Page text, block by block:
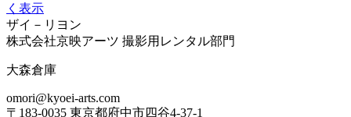
く表示
ザイ－リヨン
株式会社京映アーツ 撮影用レンタル部門
大森倉庫
omori@kyoei-arts.com
〒183-0035 東京都府中市四谷4-37-1